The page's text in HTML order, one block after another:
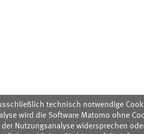
technisch notwendige
wird die Software Matomo ohne
Nutzungsanalyse widersprechen